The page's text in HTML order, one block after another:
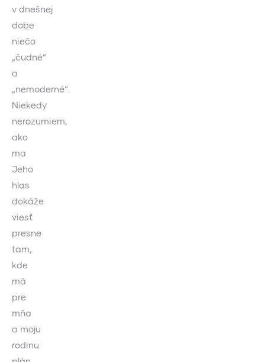
v dnešnej
dobe
niečo
„čudné“
a
„nemoderné“.
Niekedy
nerozumiem,
ako
ma
Jeho
hlas
dokáže
viesť
presne
tam,
kde
má
pre
mňa
a moju
rodinu